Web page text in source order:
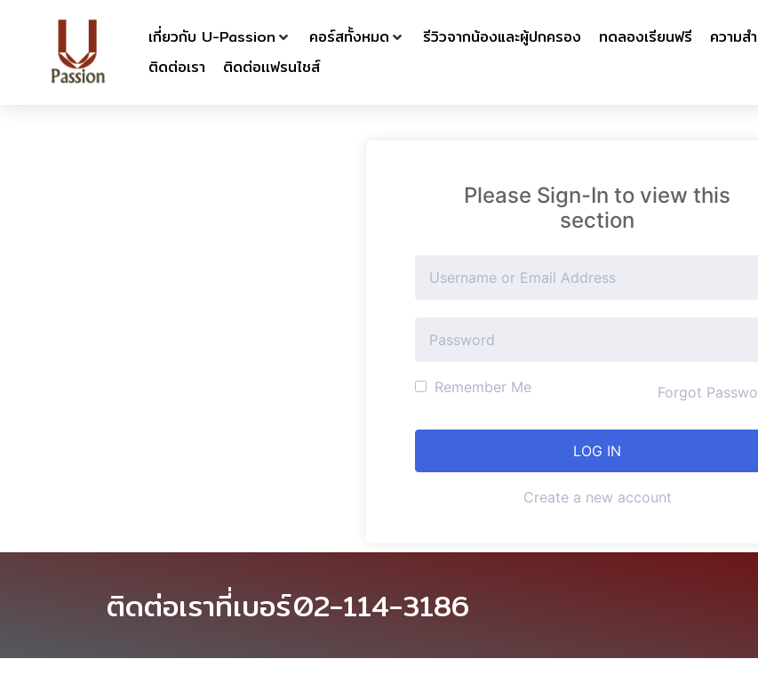
เกี่ยวกับ U-Passion คอร์สทั้งหมด รีวิวจากน้องและผู้ปกครอง ทดลองเรียนฟรี ความส
ติดต่อเรา
ติดต่อเเฟรนไชส์
Please Sign-In to view this
section
Remember Me Forgot
Create a new account
ติดต่อเราที่เบอร์02-114-3186